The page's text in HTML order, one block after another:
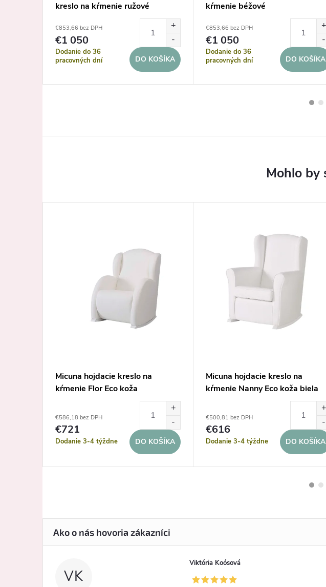
kreslo na kŕmenie ružové
€853,66 bez DPH
€1 050
Dodanie do 36
pracovných dní
DO KOŠÍKA
kŕmenie béžové
€853,66 bez DPH
€1 050
Dodanie do 36
pracovných dní
DO KOŠÍKA
Micuna hojdacie kreslo na
kŕmenie Flor Eco koža
€586,18 bez DPH
€721
Dodanie 3-4 týždne DO KOŠÍKA
Micuna hojdacie kreslo na
kŕmenie Nanny Eco koža biela
€500,81 bez DPH
€616
Dodanie 3-4 týždne DO KOŠÍKA
VK
Viktória Koósová